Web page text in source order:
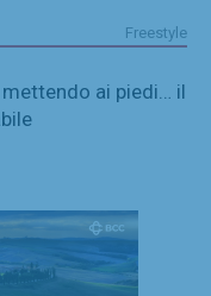
Freestyle
ai piedi… il